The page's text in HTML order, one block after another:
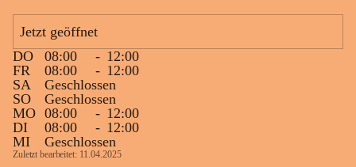
Jetzt geöffnet
DO
08:00 - 12:00
FR
08:00 - 12:00
SA
Geschlossen
SO
Geschlossen
MO 08:00 - 12:00
DI
08:00 - 12:00
MI
Geschlossen
Zuletzt bearbeitet: 11.04.2025